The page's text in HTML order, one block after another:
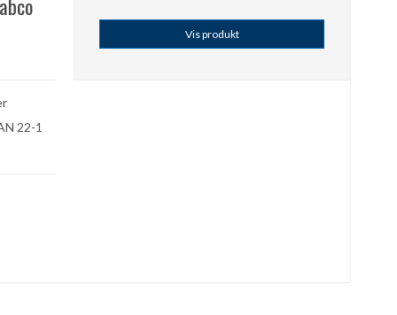
22-1
Vis produkt